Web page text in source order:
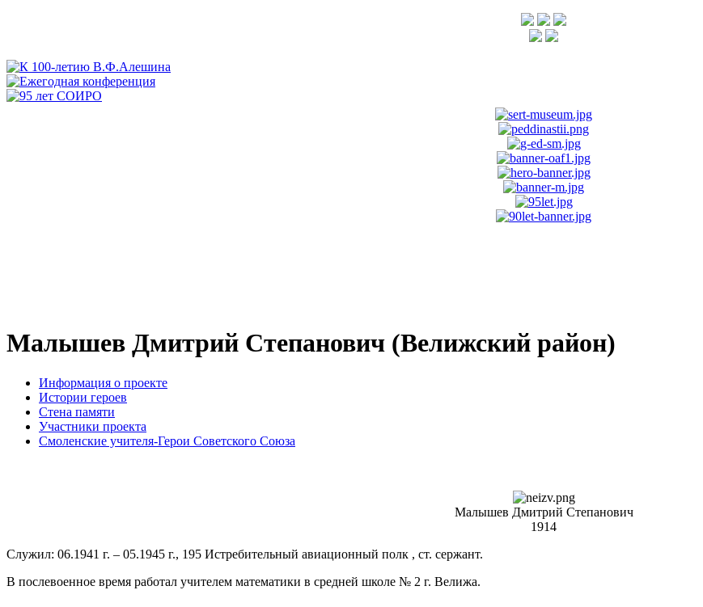
Малышев Дмитрий Степанович (Велижский район)
Информация о проекте
Истории героев
Стена памяти
Участники проекта
Смоленские учителя-Герои Советского Союза
Малышев Дмитрий Степанович
1914
Служил: 06.1941 г. – 05.1945 г., 195 Истребительный авиационный полк , ст. сержант.
В послевоенное время работал учителем математики в средней школе № 2 г. Велижа.